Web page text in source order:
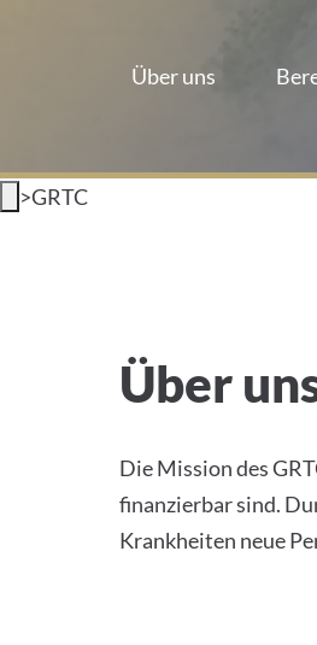
Über uns
>GRTC
Zentrum
Über
Die Mission des
finanzierbar sind.
Krankheiten neue